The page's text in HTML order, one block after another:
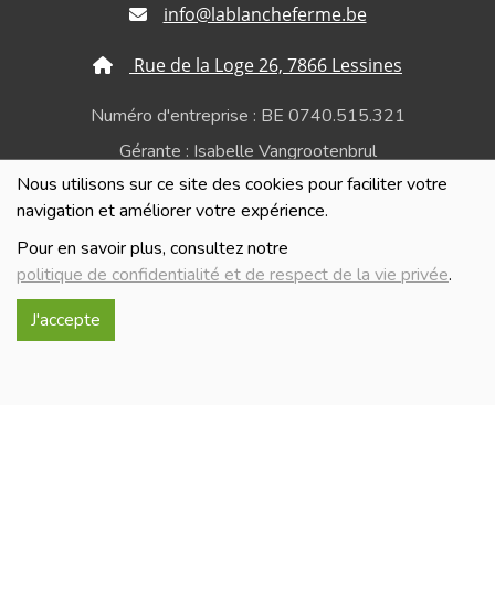
Nous utilisons sur ce site des cookies pour faciliter votre
navigation et améliorer votre expérience.
Pour en savoir plus, consultez notre
politique de confidentialité et de respect de la vie privée.
J'accepte
info@lablancheferme.be
Rue de la Loge 26, 7866 Lessines
Numéro d'entreprise : BE 0740.515.321
Gérante : Isabelle Vangrootenbrul
Politique de confidentialité et de respect de la vie
privée